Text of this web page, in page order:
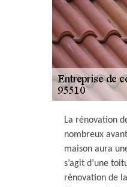
La rénovation
nombreux
maison aura
s’agit d’une
rénovation de